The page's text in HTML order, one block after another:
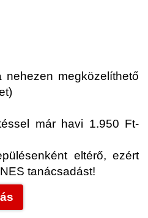
megközelíthető
már havi 1.950 Ft-
eltérő, ezért
tanácsadást!